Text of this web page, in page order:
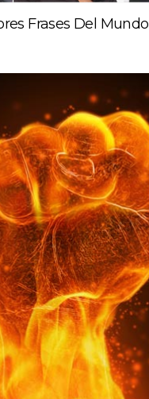
Frases Del Mundo